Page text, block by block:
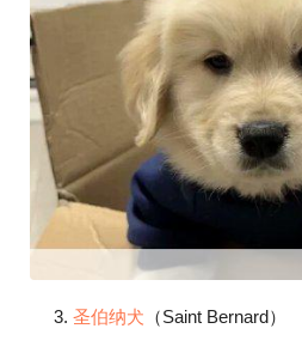
3. 圣伯纳犬 （Saint Bernard）